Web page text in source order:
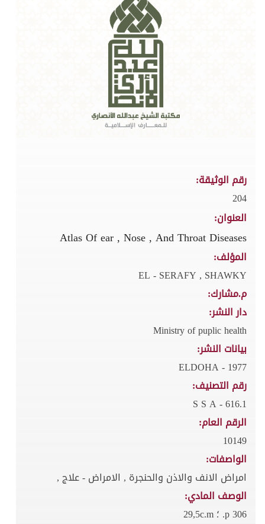
رقم الوثيقة:
204
العنوان:
Atlas Of ear , Nose , And Throat Diseases
المؤلف:
EL - SERAFY , SHAWKY
م.مشارك:
دار النشر:
Ministry of puplic health
بيانات النشر:
ELDOHA - 1977
رقم التصنيف:
616.1 - S S A
الرقم العام:
10149
الواصفات:
امراض الانف والاذن والحنجرة , الامراض - علاج ,
الوصف المادي:
306 p. ؛ 29,5c.m